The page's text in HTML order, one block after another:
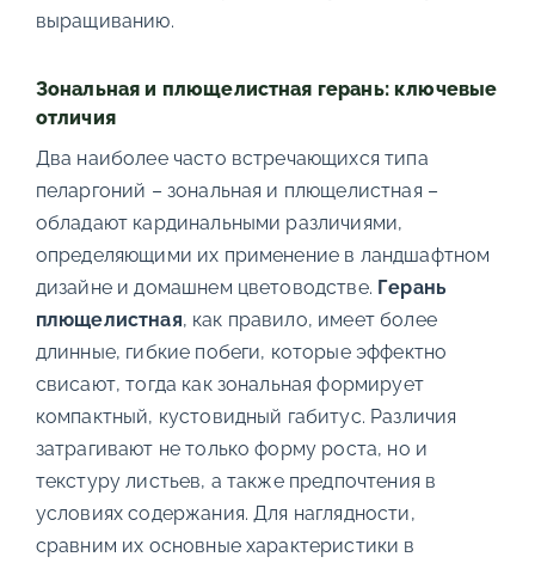
выращиванию.
Зональная и плющелистная герань: ключевые
отличия
Два наиболее часто встречающихся типа
пеларгоний – зональная и плющелистная –
обладают кардинальными различиями,
определяющими их применение в ландшафтном
дизайне и домашнем цветоводстве. Герань
плющелистная, как правило, имеет более
длинные, гибкие побеги, которые эффектно
свисают, тогда как зональная формирует
компактный, кустовидный габитус. Различия
затрагивают не только форму роста, но и
текстуру листьев, а также предпочтения в
условиях содержания. Для наглядности,
сравним их основные характеристики в